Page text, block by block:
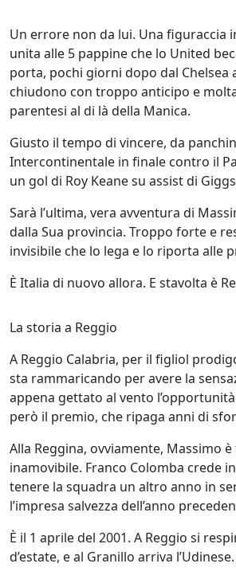
Un errore non da lui. Una figuraccia
unita alle 5 pappine che lo United
porta, pochi giorni dopo dal Chelsea
chiudono con troppo anticipo e
parentesi al di là della Manica.
Giusto il tempo di vincere, da
Intercontinentale in finale contro il
un gol di Roy Keane su assist di
Sarà l’ultima, vera avventura di
dalla Sua provincia. Troppo forte e
invisibile che lo lega e lo riporta alle
È Italia di nuovo allora. E stavolta è
La storia a Reggio
A Reggio Calabria, per il figliol
sta rammaricando per avere la
appena gettato al vento
però il premio, che ripaga anni di
Alla Reggina, ovviamente, Massimo
inamovibile. Franco Colomba crede
tenere la squadra un altro anno in
l’impresa salvezza dell’anno
È il 1 aprile del 2001. A Reggio si
d’estate, e al Granillo arriva l’Udinese.